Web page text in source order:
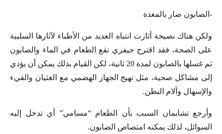
-الصابون ضار بالمعدة
ولكن هناك نصيحة أثارت انتباه العديد من الأطباء لآثارها السلبية
على الصحة، فقد اقترح جيفري نقع الطعام في الماء والصابون
ثم غسلها بالصابون لمدة 20 ثانية، لكن القيام بذلك يمكن أن يؤدي
إلى مشاكل صحية، مثل تهيج الجهاز الهضمي مع الغثيان والقيء
والإسهال وآلام البطن.
وأرجع تشابمان السبب بأن الطعام “مسامي” أي تدخل إليه
السوائل، لذلك يمكنه امتصاص الصابون.